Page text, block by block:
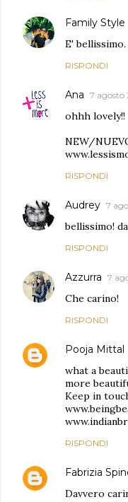
Family Style
E' bellissimo.
RISPONDI
Ana 7 agosto
ohhh lovely!!
NEW/
RISPONDI
Audrey 7
bellissimo!
RISPONDI
Azzurra 7
Che carino!
RISPONDI
Pooja Mittal
what a
more
Keep in
RISPONDI
Fabrizia
Davvero